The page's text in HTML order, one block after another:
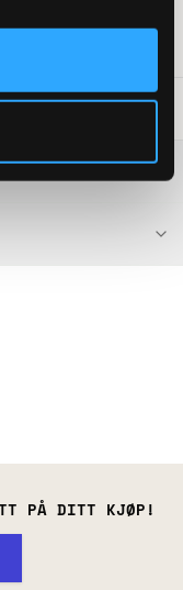
PÅ DITT KJØP!